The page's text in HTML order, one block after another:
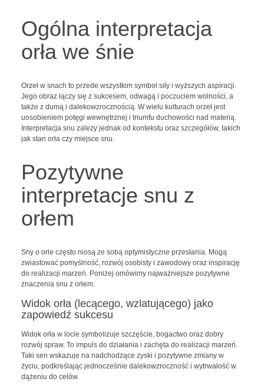
Ogólna interpretacja
orła we śnie
Orzeł w snach to przede wszystkim symbol siły i wyższych aspiracji.
Jego obraz łączy się z sukcesem, odwagą i poczuciem wolności, a
także z dumą i dalekowzrocznością. W wielu kulturach orzeł jest
uosobieniem potęgi wewnętrznej i triumfu duchowości nad materią.
Interpretacja snu zależy jednak od kontekstu oraz szczegółów, takich
jak stan orła czy miejsce snu.
Pozytywne
interpretacje snu z
orłem
Sny o orle często niosą ze sobą optymistyczne przesłania. Mogą
zwiastować pomyślność, rozwój osobisty i zawodowy oraz inspirację
do realizacji marzeń. Poniżej omówimy najważniejsze pozytywne
znaczenia snu z orłem.
Widok orła (lecącego, wzlatującego) jako
zapowiedź sukcesu
Widok orła w locie symbolizuje szczęście, bogactwo oraz dobry
rozwój spraw. To impuls do działania i zachęta do realizacji marzeń.
Taki sen wskazuje na nadchodzące zyski i pozytywne zmiany w
życiu, podkreślając jednocześnie dalekowzroczność i wytrwałość w
dążeniu do celów.